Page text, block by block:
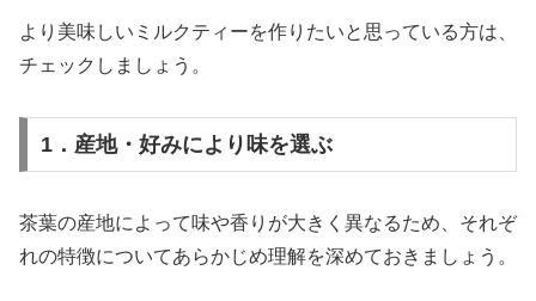
より美味しいミルクティーを作りたいと思っている方は、
チェックしましょう。
1．産地・好みにより味を選ぶ
茶葉の産地によって味や香りが大きく異なるため、それぞ
れの特徴についてあらかじめ理解を深めておきましょう。